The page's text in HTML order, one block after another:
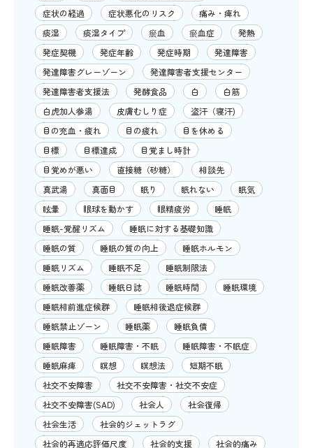
症状の経過
症状悪化のリスク
痛み・痺れ
痰湿
痰湿タイプ 瘀血 瘀血症
発熱
発症契機
発症年齢 発症時期
発達障害
発達障害グレーゾーン
発達障害者支援センター
発達障害者支援法
発酵食品 白
白筋
白虎加人参湯
皮膚むしり症
盗汗（寝汗)
目の充血・疲れ
目の疲れ
目を休める
目標
目標達成
目覚まし時計
目覚めが悪い
直接糖（砂糖）
相談先
真武湯
真面目 眠り 眠れない
眠気
眩暈
眼球を動かす 眼精疲労
睡眠
睡眠-覚醒リズム
睡眠に対する基礎知識
睡眠の質
睡眠の質の向上
睡眠ホルモン
睡眠リズム
睡眠不足
睡眠制限法
睡眠改善薬
睡眠日誌 睡眠時間
睡眠環境
睡眠相前進症候群
睡眠相後退症候群
睡眠禁止ゾーン
睡眠薬
睡眠負債
睡眠障害
睡眠障害・不眠
睡眠障害・不眠症
睡眠麻痺
瞑想 瞑想法
短期不眠
社交不安障害
社交不安障害・社交不安症
社交不安障害(SAD)
社会人
社会復帰
社会生活
社会的ジェットラグ
社会的再適応評価尺度
社会的支援
社会的痛み